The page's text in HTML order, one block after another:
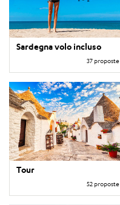
Sardegna volo incluso
37 proposte
Tour
52 proposte